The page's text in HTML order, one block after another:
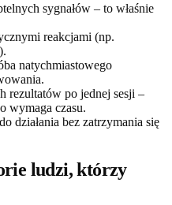
sygnałów – to właśnie
reakcjami (np.
natychmiastowego
rezultatów po jednej sesji –
wymaga czasu.
działania bez zatrzymania się
ludzi, którzy